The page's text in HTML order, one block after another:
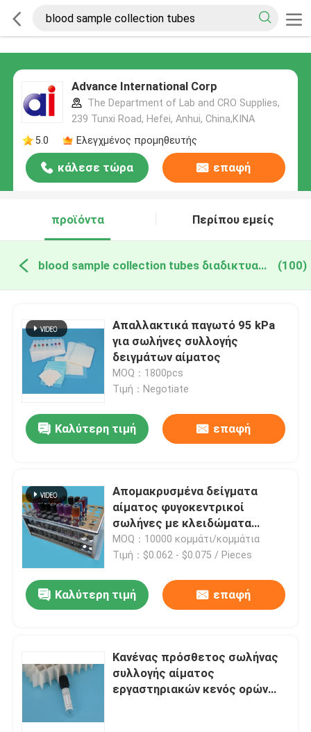
Advance International Corp
The Department of Lab and CRO Supplies,
239 Tunxi Road, Hefei, Anhui, China,ΚΙΝΑ
5.0
Ελεγχμένος προμηθευτής
κάλεσε τώρα επαφή
προϊόντα Περίπου εμείς
blood sample collection tubes διαδικτυακή κατασκευή (100)
Απαλλακτικά παγωτό 95 kPa
για σωλήνες συλλογής
δειγμάτων αίματος
MOQ：1800pcs
Τιμή：Negotiate
Καλύτερη τιμή επαφή
Απομακρυσμένα δείγματα
αίματος φυγοκεντρικοί
σωλήνες με κλειδώματα
Hemogard για στείρωση
MOQ：10000 κομμάτι/κομμάτια
Τιμή：$0.062 - $0.075 / Pieces
Καλύτερη τιμή επαφή
Κανένας πρόσθετος σωλήνας
συλλογής αίματος
εργαστηριακών κενός ορών